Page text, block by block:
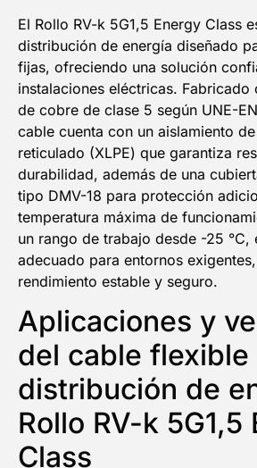
El Rollo RV-k 5G1,5 Energy Class
distribución de energía diseñado
fijas, ofreciendo una solución
instalaciones eléctricas.
de cobre de clase 5 según UNE-
cable cuenta con un aislamiento
reticulado (XLPE) que garantiza
durabilidad, además de una
tipo DMV-18 para protección
temperatura máxima de
un rango de trabajo desde -25 °C,
adecuado para entornos
rendimiento estable y seguro.
Aplicaciones y
del cable flexible
distribución de
Rollo RV-k 5G1,5
Class